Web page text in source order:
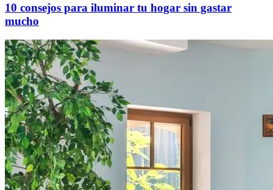
10 consejos para iluminar tu hogar sin gastar
mucho